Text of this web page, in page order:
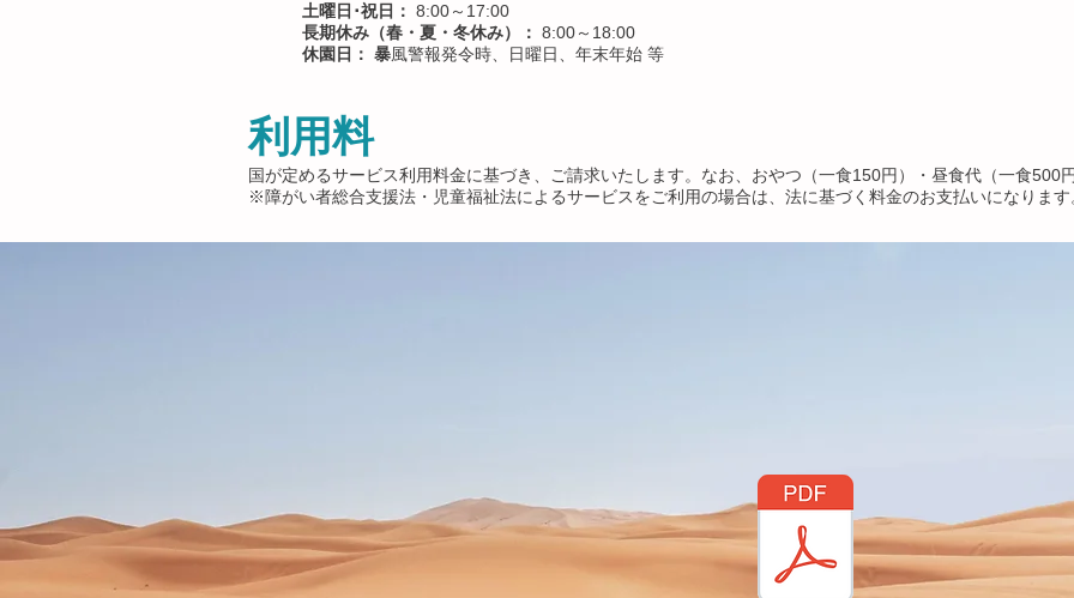
土曜日･祝日： 8:00～17:00
長期休み（春・夏・冬休み）： 8:00～18:00
休園日： 暴風警報発令時、日曜日、年末年始 等
利用料
国が定めるサービス利用料金に基づき、ご請求いたします。なお、おやつ（一食150円）・昼食代（一食500
​※障がい者総合支援法・児童福祉法によるサービスをご利用の場合は、法に基づく料金のお支払いになります